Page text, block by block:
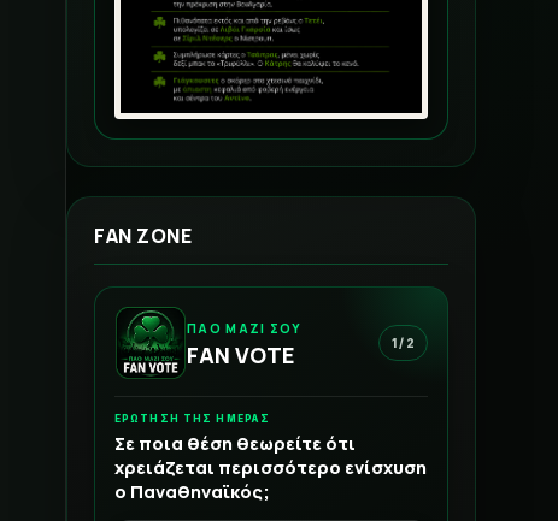
FAN ZONE
ΠΑΟ ΜΑΖΙ ΣΟΥ
FAN VOTE 1 / 2
ΕΡΩΤΗΣΗ ΤΗΣ ΗΜΕΡΑΣ
Σε ποια θέση θεωρείτε ότι
χρειάζεται περισσότερο ενίσχυση
ο Παναθηναϊκός;